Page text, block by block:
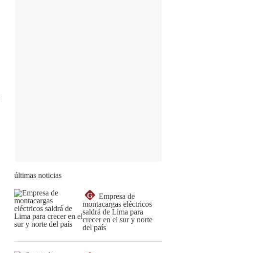
últimas noticias
G
Empresa de
montacargas eléctricos
saldrá de Lima para
crecer en el sur y norte
del país